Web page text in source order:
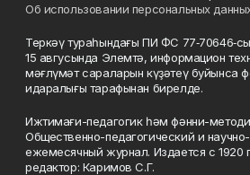
Об использовании персональных
Теркәү тураһындағы ПИ ФС 77‑70646‑сы
15 авгусында Элемтә, информацион
мәғлүмәт сараларын күҙәтеү буйынса
идаралығы тарафынан бирелде.
Ижтимағи-педагогик һәм фәнни-
Общественно-педагогический и
ежемесячный журнал. Издается с 1920
редактор: Каримов С.Г.